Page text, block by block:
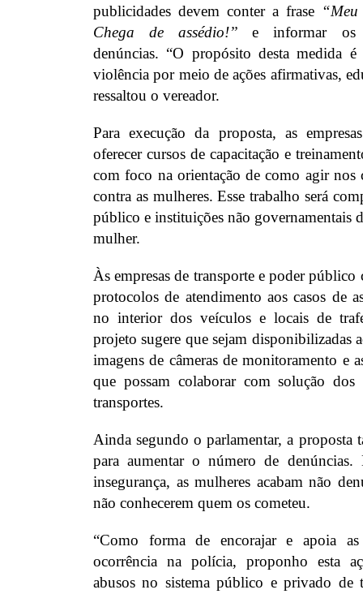
publicidades devem conter a frase
Chega de assédio!’’ e informar os
denúncias. “O propósito desta medida
violência por meio de ações afirmativas,
ressaltou o vereador.
Para execução da proposta, as
oferecer cursos de capacitação e
com foco na orientação de como agir nos
contra as mulheres. Esse trabalho será
público e instituições não governamentais
mulher.
Às empresas de transporte e poder público
protocolos de atendimento aos casos de
no interior dos veículos e locais de
projeto sugere que sejam disponibilizadas
imagens de câmeras de monitoramento e
que possam colaborar com solução dos
transportes.
Ainda segundo o parlamentar, a proposta
para aumentar o número de
insegurança, as mulheres acabam não
não conhecerem quem os cometeu.
“Como forma de encorajar e apoia
ocorrência na polícia, proponho esta
abusos no sistema público e privado de